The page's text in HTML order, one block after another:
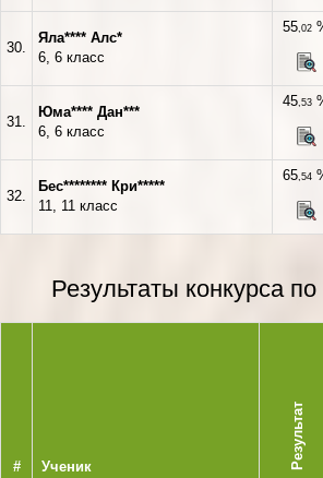
30.
Яла**** Алс*
6, 6 класс
55,02
31.
Юма**** Дан***
6, 6 класс
45,53
32.
Бес******** Кри*****
11, 11 класс
65,54
Результаты конкурса
# Ученик Результат